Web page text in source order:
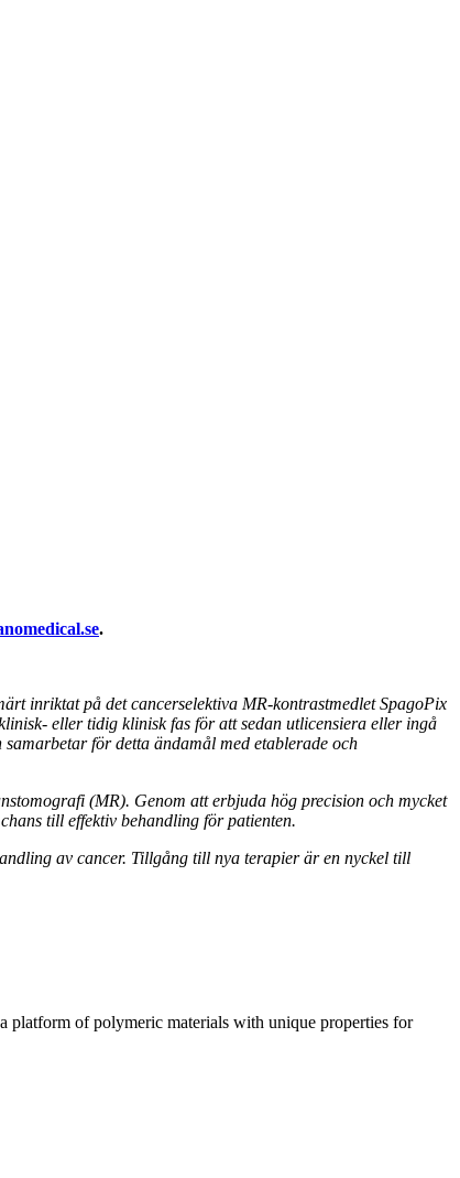
.
inriktat på det cancerselektiva MR-kontrastmedlet SpagoPix
eller tidig klinisk fas för att sedan utlicensiera eller ingå
för detta ändamål med etablerade och
(MR). Genom att erbjuda hög precision och mycket
till effektiv behandling för patienten.
av cancer. Tillgång till nya terapier är en nyckel till
platform of polymeric materials with unique properties for